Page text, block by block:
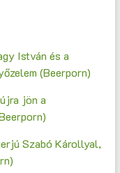
István és a
(Beerporn)
jön a
Szabó Károllyal,